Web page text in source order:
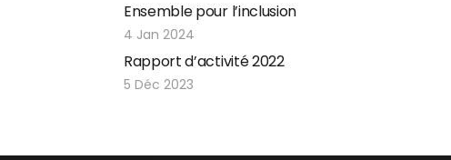
Ensemble pour l’inclusion
4 Jan 2024
Rapport d’activité 2022
5 Déc 2023